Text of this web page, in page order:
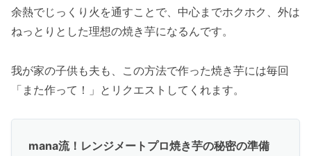
余熱でじっくり火を通すことで、中心までホクホク、外は
ねっとりとした理想の焼き芋になるんです。
我が家の子供も夫も、この方法で作った焼き芋には毎回
「また作って！」とリクエストしてくれます。
mana流！レンジメートプロ焼き芋の秘密の準備